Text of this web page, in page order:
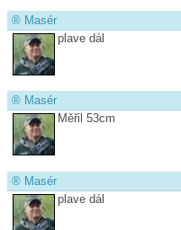
® Masér
plave dál
® Masér
Měřil 53cm
® Masér
plave dál